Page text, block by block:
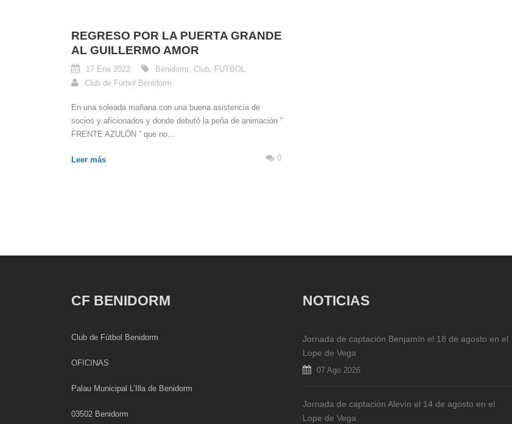
REGRESO POR LA PUERTA GRANDE
AL GUILLERMO AMOR
17 Ene 2022 Benidorm, Club, FUTBOL
Club de Fútbol Benidorm
En una soleada mañana con una buena asistencia de
socios y aficionados y donde debutó la peña de animación ”
FRENTE AZULÓN ” que no...
Leer más 0
CF BENIDORM
Club de Fútbol Benidorm
OFICINAS
Palau Municipal L’Illa de Benidorm
03502 Benidorm
NOTICIAS
Jornada de captación Benjamín el 18 de agosto en el
Lope de Vega
07 Ago 2026
Jornada de captación Alevín el 14 de agosto en el
Lope de Vega